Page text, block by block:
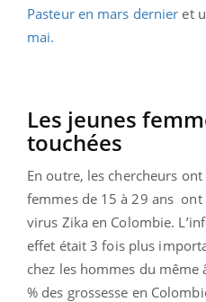
Pasteur en mars dernier et
mai.
Les jeunes
touchées
En outre, les chercheurs
femmes de 15 à 29 ans ont
virus Zika en Colombie.
effet était 3 fois plus
chez les hommes du même
% des grossesse en